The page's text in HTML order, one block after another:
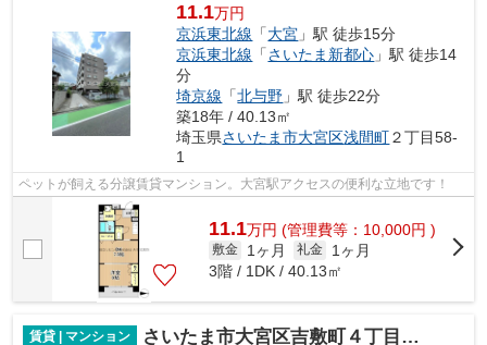
11.1万円
京浜東北線 「大宮 」駅 徒歩15分
京浜東北線 「さいたま新都心 」駅 徒歩14
分
埼京線 「北与野 」駅 徒歩22分
築18年 / 40.13㎡
埼玉県さいたま市大宮区浅間町２丁目58-
1
ペットが飼える分譲賃貸マンション。大宮駅アクセスの便利な立地です！
11.1万円 (管理費等：10,000円 )
敷金 1ヶ月 礼金
1ヶ月
3階 / 1DK / 40.13㎡
賃貸 | マンション さいたま市大宮区吉敷町４丁目のマンション